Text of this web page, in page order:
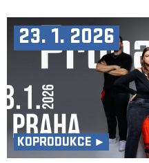
23. 1. 2026
KOPRODUKCE ►